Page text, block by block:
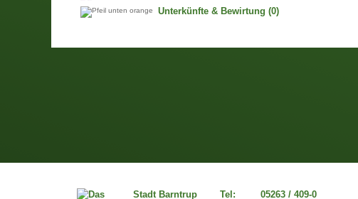
Unterkünfte & Bewirtung (0)
Stadt Barntrup Tel: 05263 / 409-0